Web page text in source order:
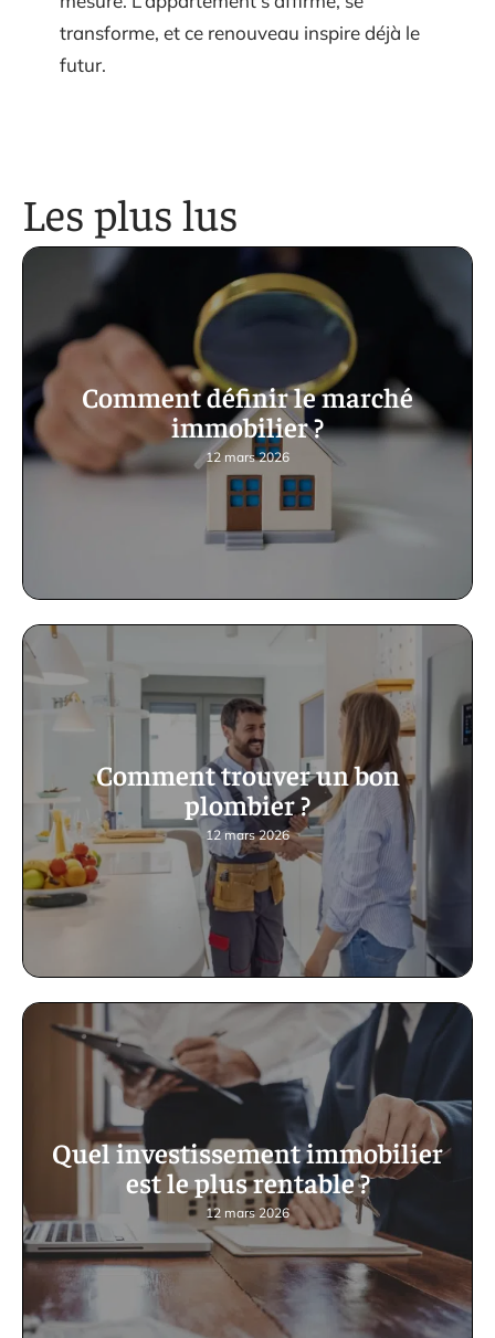
transforme, et ce renouveau inspire déjà le
futur.
Les plus lus
Comment définir le marché
immobilier ?
12 mars 2026
Comment trouver un bon
plombier ?
12 mars 2026
Quel investissement immobilier
est le plus rentable ?
12 mars 2026